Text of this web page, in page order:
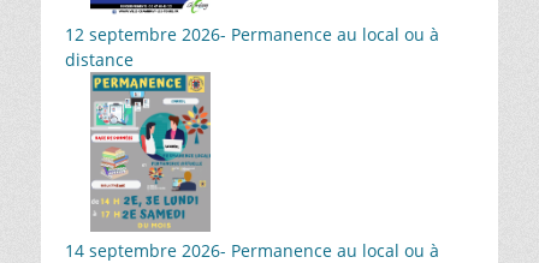
12 septembre 2026- Permanence au local ou à
distance
14 septembre 2026- Permanence au local ou à